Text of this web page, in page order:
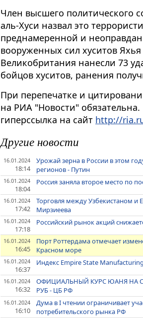
Член высшего политического
аль-Хуси назвал это
преднамеренной и
вооруженных сил хуситов
Великобритания нанесли 73
бойцов хуситов, ранения
При перепечатке и
на РИА "Новости"
гиперссылка на сайт http://
Другие новости
16.01.2024
18:14
Урожай зерна в России в этом
регионов - Путин
16.01.2024
18:04
Россия заняла второе место по
16.01.2024
17:42
Торговля между Узбекистаном и
Мирзиеева
16.01.2024
17:18
Российский рынок акций
16.01.2024
16:45
Порт Роттердама отмечает
Красном море
16.01.2024
16:37
Индекс Empire State
16.01.2024
16:32
ОФИЦИАЛЬНЫЙ КУРС ЮАНЯ НА
РУБ - ЦБ РФ
16.01.2024
16:10
Дума в I чтении ограничивает
потребительского рынка РФ